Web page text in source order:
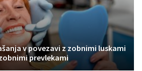
v povezavi z zobnimi luskami
prevlekami